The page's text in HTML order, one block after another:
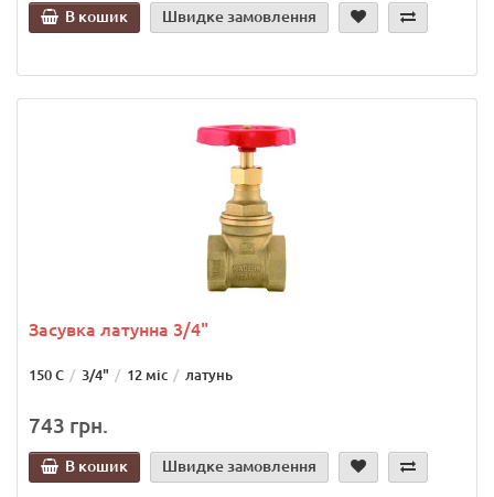
В кошик Швидке замовлення
Засувка латунна 3/4"
150 С 3/4" 12 міс латунь
743 грн.
В кошик Швидке замовлення